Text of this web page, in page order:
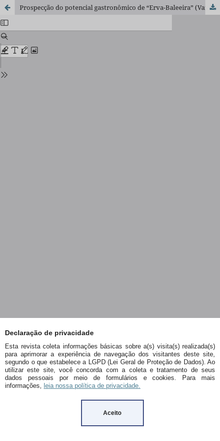
Declaração de privacidade
Esta revista coleta informações básicas sobre a(s) visita(s) realizada(s)
para aprimorar a experiência de navegação dos visitantes deste site,
segundo o que estabelece a LGPD (Lei Geral de Proteção de Dados). Ao
utilizar este site, você concorda com a coleta e tratamento de seus
dados pessoais por meio de formulários e cookies. Para mais
informações, leia nossa política de privacidade.
Aceito
Prospecção do potencial gastronômico de “Erva-Baleeira” (Varronia curassavica Jacq.)